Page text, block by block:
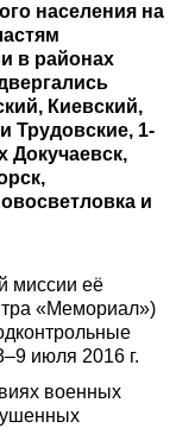
населения на
в районах
Киевский,
Трудовские, 1-
Докучаевск,
и
миссии её
«Мемориал»)
июля 2016 г.
военных